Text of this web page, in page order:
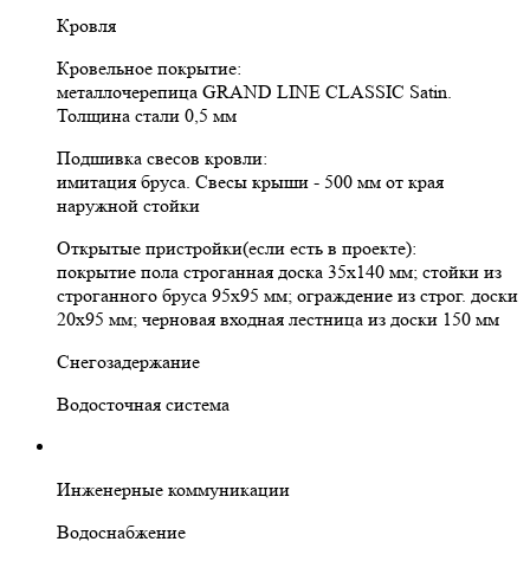
Кровля
Кровельное покрытие:
металлочерепица GRAND LINE CLASSIC Satin.
Толщина стали 0,5 мм
Подшивка свесов кровли:
имитация бруса. Свесы крыши - 500 мм от края
наружной стойки
Открытые пристройки(если есть в проекте):
покрытие пола строганная доска 35х140 мм; стойки из
строганного бруса 95х95 мм; ограждение из строг. доски
20х95 мм; черновая входная лестница из доски 150 мм
Снегозадержание
Водосточная система
Инженерные коммуникации
Водоснабжение